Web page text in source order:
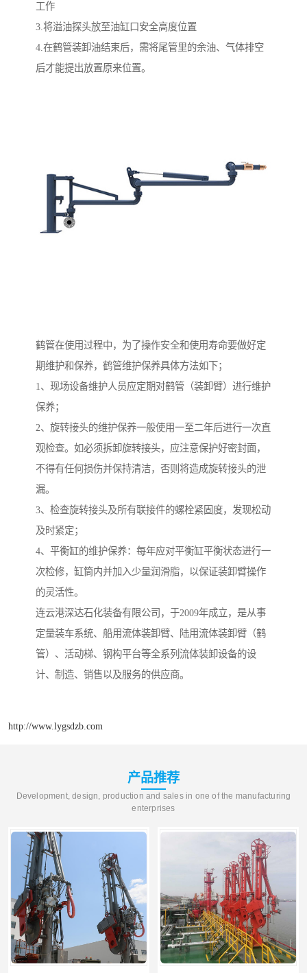
工作
3.将溢油探头放至油缸口安全高度位置
4.在鹤管装卸油结束后，需将尾管里的余油、气体排空
后才能提出放置原来位置。
鹤管在使用过程中，为了操作安全和使用寿命要做好定
期维护和保养，鹤管维护保养具体方法如下；
1、现场设备维护人员应定期对鹤管（装卸臂）进行维护
保养；
2、旋转接头的维护保养一般使用一至二年后进行一次直
观检查。如必须拆卸旋转接头，应注意保护好密封面，
不得有任何损伤并保持清洁，否则将造成旋转接头的泄
漏。
3、检查旋转接头及所有联接件的螺栓紧固度，发现松动
及时紧定；
4、平衡缸的维护保养：每年应对平衡缸平衡状态进行一
次检修，缸筒内并加入少量润滑脂，以保证装卸臂操作
的灵活性。
连云港深达石化装备有限公司，于2009年成立，是从事
定量装车系统、船用流体装卸臂、陆用流体装卸臂（鹤
管）、活动梯、钢构平台等全系列流体装卸设备的设
计、制造、销售以及服务的供应商。
http://www.lygsdzb.com
产品推荐
Development, design, production and sales in one of the manufacturing
enterprises